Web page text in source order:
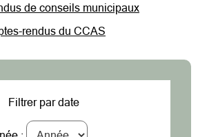
de conseils municipaux
rendus du CCAS
Filtrer par date